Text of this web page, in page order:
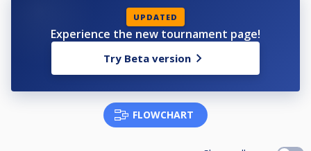
UPDATED
Experience the new tournament page!
Try Beta version
FLOWCHART